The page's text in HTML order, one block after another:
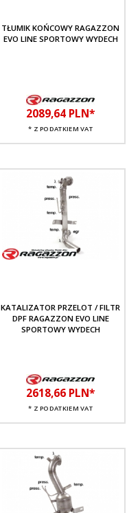
TŁUMIK KOŃCOWY RAGAZZON
EVO LINE SPORTOWY WYDECH
2089,64 PLN*
* Z PODATKIEM VAT
KATALIZATOR PRZELOT / FILTR
DPF RAGAZZON EVO LINE
SPORTOWY WYDECH
2618,66 PLN*
* Z PODATKIEM VAT